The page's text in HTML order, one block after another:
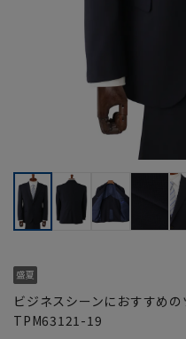
ビジネスシーンにおすすめ
TPM63121-19